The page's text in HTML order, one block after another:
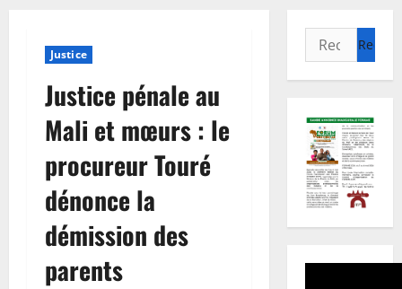
Justice
Justice pénale au
Mali et mœurs : le
procureur Touré
dénonce la
démission des
parents
Rechercher :